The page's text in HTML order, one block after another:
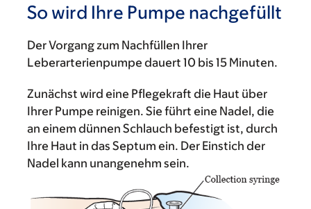
So wird Ihre Pumpe nachgefüllt
Der Vorgang zum Nachfüllen Ihrer
Leberarterienpumpe dauert 10 bis 15 Minuten.
Zunächst wird eine Pflegekraft die Haut über
Ihrer Pumpe reinigen. Sie führt eine Nadel, die
an einem dünnen Schlauch befestigt ist, durch
Ihre Haut in das Septum ein. Der Einstich der
Nadel kann unangenehm sein.